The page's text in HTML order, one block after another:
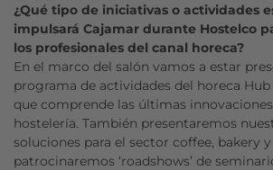
¿Qué tipo de iniciativas o actividades
impulsará Cajamar durante Hostelco
los profesionales del canal horeca?
En el marco del salón vamos a estar
programa de actividades del horeca
que comprende las últimas
hostelería. También presentaremos
soluciones para el sector coffee, bakery
patrocinaremos ‘roadshows’ de